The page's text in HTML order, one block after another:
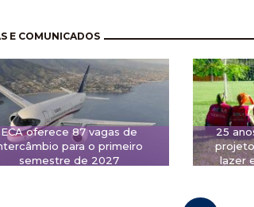
E COMUNICADOS
ECA oferece 87 vagas de
para o primeiro
semestre de 2027
25
lazer